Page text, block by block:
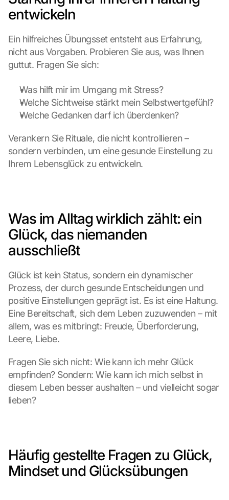
entwickeln
Ein hilfreiches Übungsset entsteht aus Erfahrung,
nicht aus Vorgaben. Probieren Sie aus, was Ihnen
guttut. Fragen Sie sich:
Was hilft mir im Umgang mit Stress?
Welche Sichtweise stärkt mein Selbstwertgefühl?
Welche Gedanken darf ich überdenken?
Verankern Sie Rituale, die nicht kontrollieren –
sondern verbinden, um eine gesunde Einstellung zu
Ihrem Lebensglück zu entwickeln.
Was im Alltag wirklich zählt: ein
Glück, das niemanden
ausschließt
Glück ist kein Status, sondern ein dynamischer
Prozess, der durch gesunde Entscheidungen und
positive Einstellungen geprägt ist. Es ist eine Haltung.
Eine Bereitschaft, sich dem Leben zuzuwenden – mit
allem, was es mitbringt: Freude, Überforderung,
Leere, Liebe.
Fragen Sie sich nicht: Wie kann ich mehr Glück
empfinden? Sondern: Wie kann ich mich selbst in
diesem Leben besser aushalten – und vielleicht sogar
lieben?
Häufig gestellte Fragen zu Glück,
Mindset und Glücksübungen
G
o
o
g
l
M
a
s
e
l